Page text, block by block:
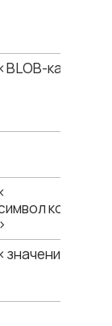
<​BLOB-каталог​>
<​
>
<​значение​>